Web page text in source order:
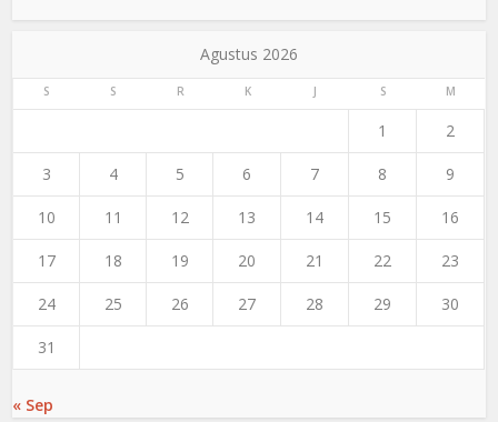
Agustus 2026
S S R K J S M
1 2
3 4 5 6 7 8 9
10 11 12 13 14 15 16
17 18 19 20 21 22 23
24 25 26 27 28 29 30
31
« Sep